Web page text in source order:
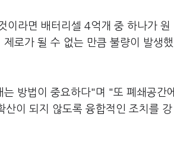
이라면 배터리셀 4억개 중 하나가 원
로가 될 수 없는 만큼 불량이 발생했
방법이 중요하다"며 "또 폐쇄공간에
산이 되지 않도록 융합적인 조치를 강